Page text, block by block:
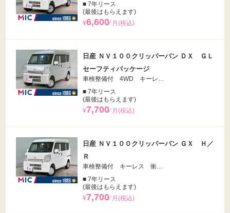
■ 7年リース
(最後はもらえます)
¥6,600⁄ 月(税込)
日産 ＮＶ１００クリッパーバン ＤＸ ＧＬ
セーフティパッケージ
車検整備付 4WD キーレ…
■ 7年リース
(最後はもらえます)
¥7,700⁄ 月(税込)
日産 ＮＶ１００クリッパーバン ＧＸ Ｈ／
Ｒ
車検整備付 キーレス 衝…
■ 7年リース
(最後はもらえます)
¥7,700⁄ 月(税込)